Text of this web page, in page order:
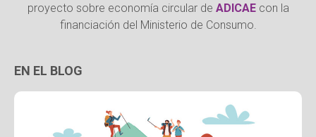
proyecto sobre economía circular de ADICAEcon la
financiación del Ministerio de Consumo.
EN EL BLOG